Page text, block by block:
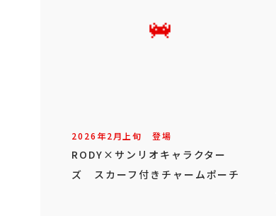
2026年2月上旬 登場
RODY×サンリオキャラクター
ズ スカーフ付きチャームポーチ